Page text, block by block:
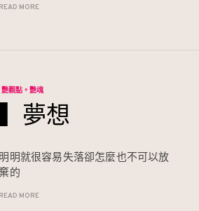
READ MORE
艷觀點。艷魂
▍夢想
明明就很容易失落卻怎麼也不可以放
的
READ MORE